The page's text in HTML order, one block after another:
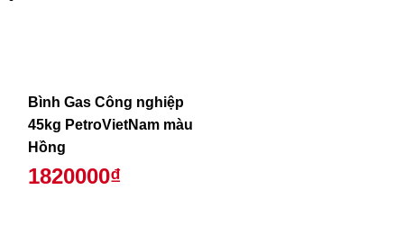
Bình Gas Công nghiệp
45kg PetroVietNam màu
Hồng
1820000₫